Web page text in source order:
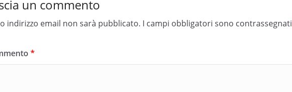
un commento
indirizzo email non sarà pubblicato. I campi obbligatori sono contrassegnati
*